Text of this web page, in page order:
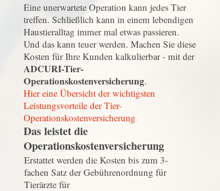
Eine unerwartete Operation kann jedes Tier
treffen. Schließlich kann in einem lebendigen
Haustieralltag immer mal etwas passieren.
Und das kann teuer werden. Machen Sie diese
Kosten für Ihre Kunden kalkulierbar - mit der
ADCURI-Tier-
Operationskostenversicherung.
Hier eine Übersicht der wichtigsten
Leistungsvorteile der Tier-
Operationskostenversicherung
Das leistet die
Operationskostenversicherung
Erstattet werden die Kosten bis zum 3-
fachen Satz der Gebührenordnung für
Tierärzte für